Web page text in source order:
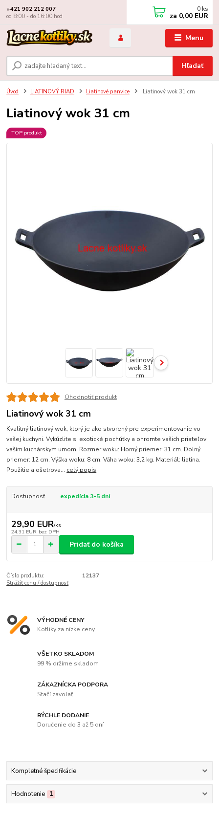
Menu
Hľadať
+421 902 212 007
od 8:00 - do 16:00 hod
0 ks
za 0,00 EUR
Úvod LIATINOVÝ RIAD Liatinové panvice Liatinový wok 31 cm
Liatinový wok 31 cm
TOP produkt
Ohodnotiť produkt
Liatinový wok 31 cm
Kvalitný liatinový wok, ktorý je ako stvorený pre experimentovanie vo
vašej kuchyni. Vykúzlite si exotické pochúťky a ohromte vašich priateľov
vaším kuchárskym umom! Rozmer woku: Horný priemer: 31 cm. Dolný
priemer: 12 cm. Výška woku: 8 cm. Váha woku: 3,2 kg. Materiál: liatina.
Použitie a ošetrova... celý popis
Dostupnosť expedícia 3-5 dní
29,90 EUR/ks
24,31 EUR bez DPH
Pridať do košíka
Číslo produktu:
12137
Strážiť cenu / dostupnosť
VÝHODNÉ CENY
Kotlíky za nízke ceny
VŠETKO SKLADOM
99 % držíme skladom
ZÁKAZNÍCKA PODPORA
Stačí zavolať
RÝCHLE DODANIE
Doručenie do 3 až 5 dní
Kompletné špecifikácie
Hodnotenie 1